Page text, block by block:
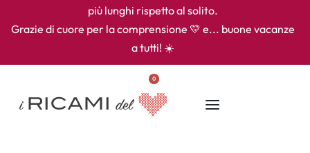
più lunghi rispetto al solito.
Grazie di cuore per la comprensione 💛 e... buone vacanze
a tutti! ☀️
0